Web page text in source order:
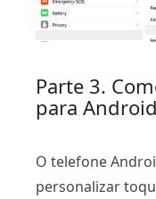
Parte 3.
para Android
O telefone
personalizar